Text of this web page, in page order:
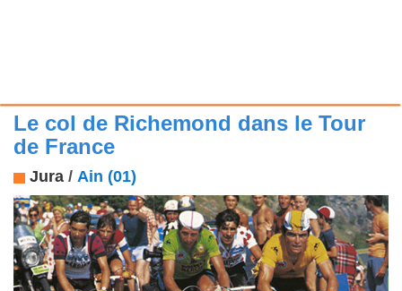
Le col de Richemond dans le Tour
de France
Jura / Ain (01)